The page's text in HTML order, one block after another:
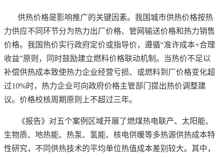
供热价格是影响推广的关键因素。我国城市供热价格按热
力供应不同环节分为热力出厂价格、管网输送价格和热力销售
价格。我国热价实行政府定价或指导价，遵循“准许成本+合理
收益”原则，同时鼓励建立燃料价格联动机制。当热价不足以
补偿供热成本致使热力企业经营亏损、或燃料到厂价格变化超
过10%时，热力企业可向政府价格主管部门提出热价调整建
议。价格校核周期原则上不超过三年。
《报告》对五个案例区域开展了燃煤热电联产、太阳能、
生物质、地热能、热泵、氢能、核电供暖等多热源供热成本特
性研究，不同供热技术的平均单位热值成本差别较大。其中，